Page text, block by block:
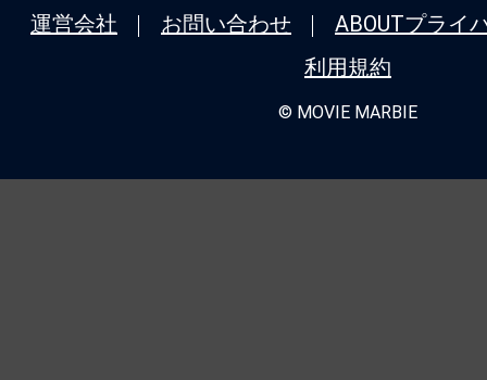
運営会社 お問い合わせ ABOUTプライ
利用規約
© MOVIE MARBIE